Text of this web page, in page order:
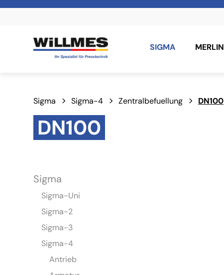
SIGMA MERLIN
Sigma Sigma-4 Zentralbefuellung DN100
DN100
Sigma
Sigma-Uni
Sigma-2
Sigma-3
Sigma-4
Antrieb